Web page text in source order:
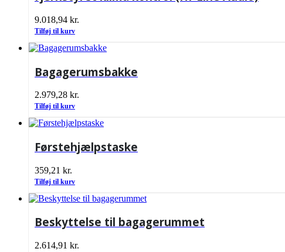
9.018,94 kr.
Tilføj til kurv
Bagagerumsbakke
2.979,28 kr.
Tilføj til kurv
Førstehjælpstaske
359,21 kr.
Tilføj til kurv
Beskyttelse til bagagerummet
2.614,91 kr.